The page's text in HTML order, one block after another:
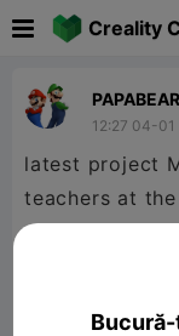
Creality
12:27 04-01
latest project
teachers at